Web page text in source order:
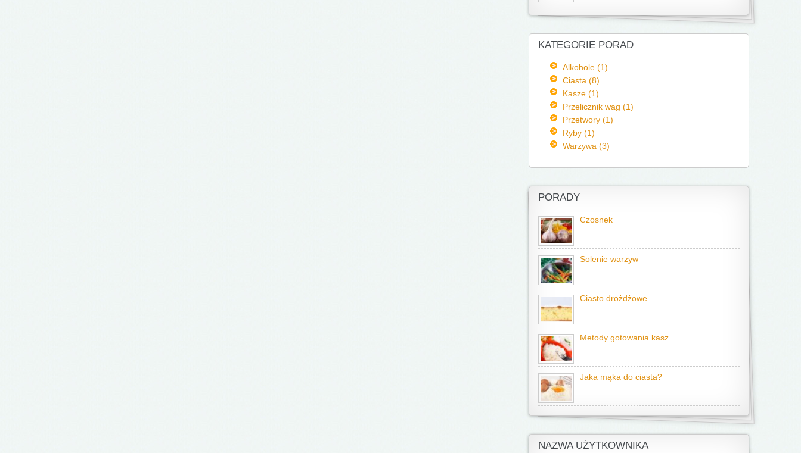
KATEGORIE PORAD
Alkohole (1)
Ciasta (8)
Kasze (1)
Przelicznik wag (1)
Przetwory (1)
Ryby (1)
Warzywa (3)
PORADY
Czosnek
Solenie warzyw
Ciasto drożdżowe
Metody gotowania kasz
Jaka mąka do ciasta?
NAZWA UŻYTKOWNIKA